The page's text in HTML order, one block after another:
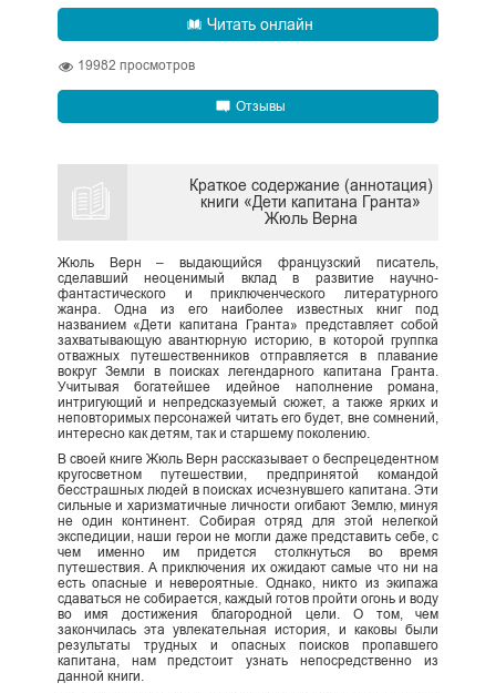
Читать онлайн
19982 просмотров
Отзывы
Краткое содержание (аннотация)
книги «Дети капитана Гранта»
Жюль Верна
Жюль Верн – выдающийся французский писатель,
сделавший неоценимый вклад в развитие научно-
фантастического и приключенческого литературного
жанра. Одна из его наиболее известных книг под
названием «Дети капитана Гранта» представляет собой
захватывающую авантюрную историю, в которой группка
отважных путешественников отправляется в плавание
вокруг Земли в поисках легендарного капитана Гранта.
Учитывая богатейшее идейное наполнение романа,
интригующий и непредсказуемый сюжет, а также ярких и
неповторимых персонажей читать его будет, вне сомнений,
интересно как детям, так и старшему поколению.
В своей книге Жюль Верн рассказывает о беспрецедентном
кругосветном путешествии, предпринятой командой
бесстрашных людей в поисках исчезнувшего капитана. Эти
сильные и харизматичные личности огибают Землю, минуя
не один континент. Собирая отряд для этой нелегкой
экспедиции, наши герои не могли даже представить себе, с
чем именно им придется столкнуться во время
путешествия. А приключения их ожидают самые что ни на
есть опасные и невероятные. Однако, никто из экипажа
сдаваться не собирается, каждый готов пройти огонь и воду
во имя достижения благородной цели. О том, чем
закончилась эта увлекательная история, и каковы были
результаты трудных и опасных поисков пропавшего
капитана, нам предстоит узнать непосредственно из
данной книги.